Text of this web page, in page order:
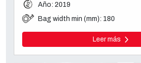
Año: 2019
Bag width min (mm): 180
Leer más